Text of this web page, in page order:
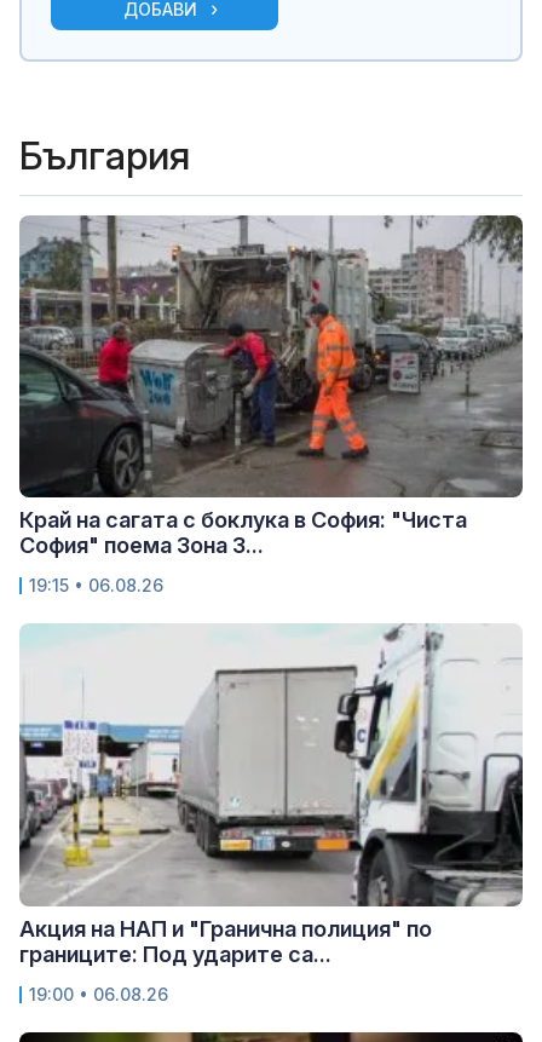
ДОБАВИ
България
Край на сагата с боклука в София: "Чиста
София" поема Зона 3...
19:15 • 06.08.26
Акция на НАП и "Гранична полиция" по
границите: Под ударите са...
19:00 • 06.08.26